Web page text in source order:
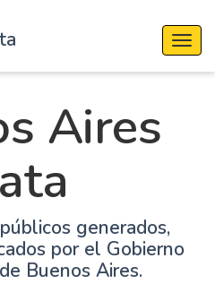
Aires
generados,
por el Gobierno
Buenos Aires.